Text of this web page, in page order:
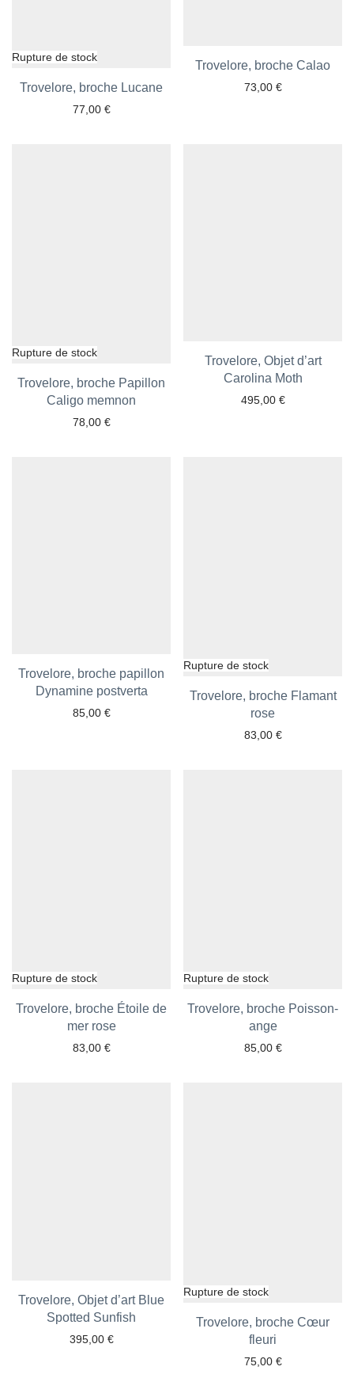
Trovelore, broche Lucane
77,00 €
Ajouter aux favoris
Trovelore, broche Calao
73,00 €
Ajouter aux favoris
Trovelore, broche Papillon
Caligo memnon
78,00 €
Ajouter aux favoris
Trovelore, Objet d’art
Carolina Moth
495,00 €
Ajouter aux favoris
Trovelore, broche papillon
Dynamine postverta
85,00 €
Ajouter aux favoris
Trovelore, broche Flamant
rose
83,00 €
Ajouter aux favoris
Trovelore, broche Étoile de
mer rose
83,00 €
Ajouter aux favoris
Trovelore, broche Poisson-
ange
85,00 €
Ajouter aux favoris
Trovelore, Objet d’art Blue
Spotted Sunfish
395,00 €
Ajouter aux favoris
Trovelore, broche Cœur
fleuri
75,00 €
Ajouter aux favoris